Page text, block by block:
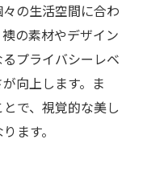
の生活空間に合わ
の素材やデザイン
プライバシーレベ
向上します。ま
で、視覚的な美し
ます。